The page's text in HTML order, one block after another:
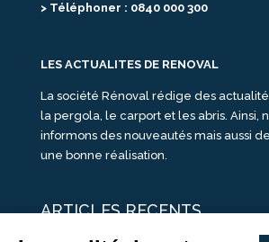
> Téléphoner : 0840 000 300
LES ACTUALITES DE RENOVAL
La société Rénoval rédige des
la pergola, le carport et les abris. Ainsi,
informons des nouveautés mais aussi
une bonne réalisation.
ARTICLES RECENTS
25 idées de vérandas design